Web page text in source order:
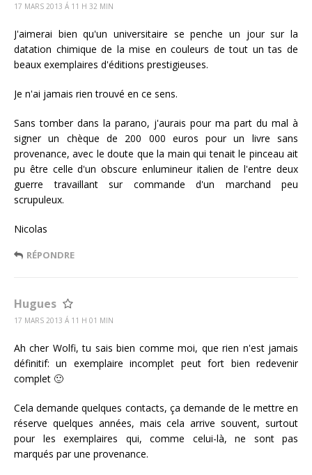
17 MARS 2013 Á 11 H 32 MIN
J'aimerai bien qu'un universitaire se penche un jour sur la
datation chimique de la mise en couleurs de tout un tas de
beaux exemplaires d'éditions prestigieuses.
Je n'ai jamais rien trouvé en ce sens.
Sans tomber dans la parano, j'aurais pour ma part du mal à
signer un chèque de 200 000 euros pour un livre sans
provenance, avec le doute que la main qui tenait le pinceau ait
pu être celle d'un obscure enlumineur italien de l'entre deux
guerre travaillant sur commande d'un marchand peu
scrupuleux.
Nicolas
RÉPONDRE
Hugues
17 MARS 2013 Á 11 H 01 MIN
Ah cher Wolfi, tu sais bien comme moi, que rien n'est jamais
définitif: un exemplaire incomplet peut fort bien redevenir
complet 🙂
Cela demande quelques contacts, ça demande de le mettre en
réserve quelques années, mais cela arrive souvent, surtout
pour les exemplaires qui, comme celui-là, ne sont pas
marqués par une provenance.